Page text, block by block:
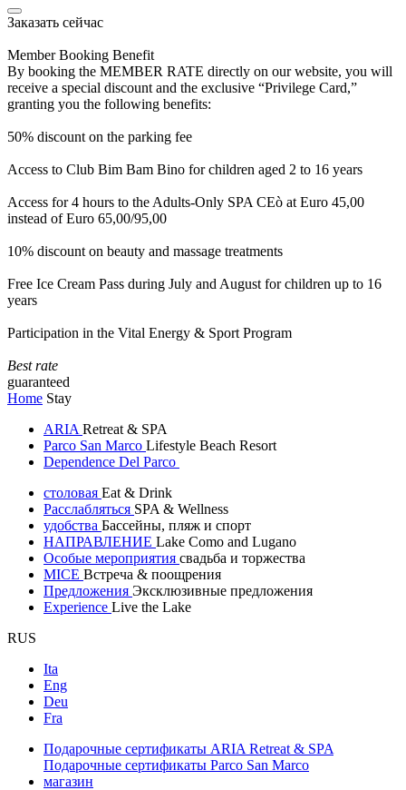
Заказать сейчас
Member Booking Benefit
By booking the MEMBER RATE directly on our website, you will
receive a special discount and the exclusive “Privilege Card,”
granting you the following benefits:
50% discount on the parking fee
Access to Club Bim Bam Bino for children aged 2 to 16 years
Access for 4 hours to the Adults-Only SPA CEò at Euro 45,00
instead of Euro 65,00/95,00
10% discount on beauty and massage treatments
Free Ice Cream Pass during July and August for children up to 16
years
Participation in the Vital Energy & Sport Program
Best rate
guaranteed
Home Stay
ARIA Retreat & SPA
Parco San Marco Lifestyle Beach Resort
Dependence Del Parco
столовая Eat & Drink
Расслабляться SPA & Wellness
удобства Бассейны, пляж и спорт
НАПРАВЛЕНИЕ Lake Como and Lugano
Особые мероприятия свадьба и торжества
MICE Встреча & поощрения
Предложения Эксклюзивные предложения
Experience Live the Lake
RUS
Ita
Eng
Deu
Fra
Подарочные сертификаты ARIA Retreat & SPA
Подарочные сертификаты Parco San Marco
магазин